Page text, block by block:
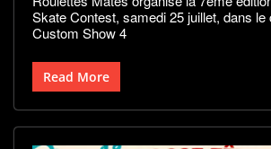
Skate Contest, samedi 25 juillet, dans le
Custom Show 4
Read More